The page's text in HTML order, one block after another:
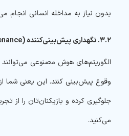
بدون نیاز به مداخله انسانی انجام
۳.۲. نگهداری پیش‌بینی‌کننده (Predictive Maintenance)
الگوریتم‌های هوش مصنوعی
وقوع پیش‌بینی کنند. این یعنی شما
جلوگیری کرده و بازیکنان‌تان را از
می‌کنید.